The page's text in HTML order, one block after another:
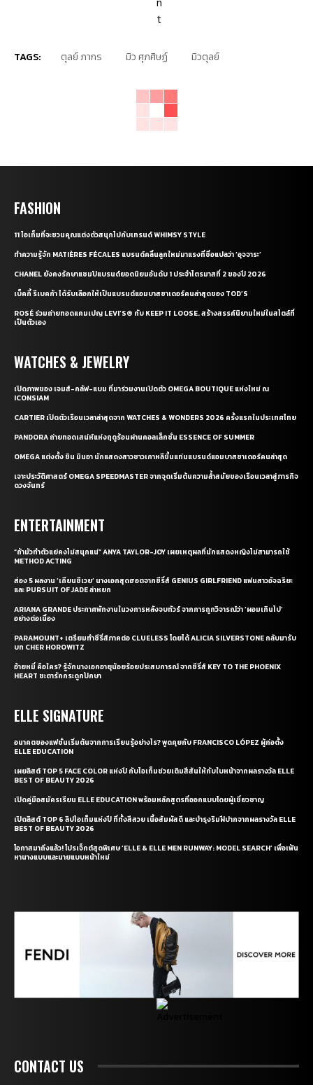
TAGS: ตุลย์ ภากร มิว ศุภศิษฏ์ มิวตุลย์
FASHION
11 ไอเท็มที่จะชวนคุณแต่งตัวสนุกไปกับเทรนด์ WHIMSY STYLE
ทำความรู้จัก MATIÈRES FÉCALES แบรนด์คลื่นลูกใหม่มาแรงที่ชื่อแปลว่า ‘อุจจาระ’
CHANEL ยังคงรักษาแชมป์แบรนด์ยอดนิยมอันดับ 1 ประจำไตรมาสที่ 2 ของปี 2026
เบ็คกี้ รีเบคก้า ได้รับเลือกให้เป็นแบรนด์แอมบาสซาเดอร์คนล่าสุดของ TOD’S
ROSÉ ร่วมถ่ายทอดแคมเปญ LEVI’S® กับ KEEP IT LOOSE. สร้างสรรค์นิยามใหม่ในสไตล์ที่
เป็นตัวเอง
WATCHES & JEWELRY
เปิดภาพของ เจมส์-กลัฟ-แบม ที่มาร่วมงานเปิดตัว OMEGA BOUTIQUE แห่งใหม่ ณ
ICONSIAM
CARTIER เปิดตัวเรือนเวลาล่าสุดจาก WATCHES & WONDERS 2026 ครั้งแรกในประเทศไทย
PANDORA ถ่ายทอดเสน่ห์แห่งฤดูร้อนผ่านคอลเล็กชั่น ESSENCE OF SUMMER
OMEGA แต่งตั้ง ชิน มินอา นักแสดงสาวชาวเกาหลีขึ้นแท่นแบรนด์แอมบาสซาเดอร์คนล่าสุด
เจาะประวัติศาสตร์ OMEGA SPEEDMASTER จากจุดเริ่มต้นความล้ำสมัยของเรือนเวลาสู่ภารกิจ
ดวงจันทร์
ENTERTAINMENT
“ถ้ามัวทำตัวแย่คงไม่สนุกแน่” ANYA TAYLOR-JOY เผยเหตุผลที่นักแสดงหญิงไม่สามารถใช้
METHOD ACTING
ส่อง 5 ผลงาน ‘เถียนซีเวย’ นางเอกสุดฮอตจากซีรี่ส์ GENIUS GIRLFRIEND แฟนสาวอัจฉริยะ
และ PURSUIT OF JADE ล่าหยก
ARIANA GRANDE ประกาศพักงานในวงการหลังจบทัวร์ จากการถูกวิจารณ์ว่า ‘ผอมเกินไป’
อย่างต่อเนื่อง
PARAMOUNT+ เตรียมทำซีรี่ส์ภาคต่อ CLUELESS โดยได้ ALICIA SILVERSTONE กลับมารับ
บท CHER HOROWITZ
อ้ายหมี่ คือใคร? รู้จักนางเอกอายุน้อยร้อยประสบการณ์ จากซีรี่ส์ KEY TO THE PHOENIX
HEART ชะตารักกระดูกปักษา
ELLE SIGNATURE
อนาคตของแฟชั่นเริ่มต้นจากการเรียนรู้อย่างไร? พูดคุยกับ FRANCISCO LÓPEZ ผู้ก่อตั้ง
ELLE EDUCATION
เผยลิสต์ TOP 5 FACE COLOR แห่งปี กับไอเท็มช่วยเติมสีสันให้กับใบหน้าจากผลรางวัล ELLE
BEST OF BEAUTY 2026
เปิดคู่มือสมัครเรียน ELLE EDUCATION พร้อมหลักสูตรที่ออกแบบโดยผู้เชี่ยวชาญ
เปิดลิสต์ TOP 6 ลิปไอเท็มแห่งปี ที่ทั้งสีสวย เนื้อสัมผัสดี และบำรุงริมฝีปากจากผลรางวัล ELLE
BEST OF BEAUTY 2026
โอกาสมาถึงแล้ว! โปรเจ็กต์สุดพิเศษ ‘ELLE & ELLE MEN RUNWAY: MODEL SEARCH’ เพื่อเฟ้น
หานางแบบและนายแบบหน้าใหม่
CONTACT US